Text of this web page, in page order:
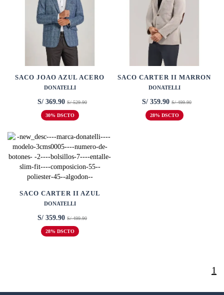
SACO JOAO AZUL ACERO
DONATELLI
S/ 369.90 S/ 529.90
30% DSCTO
SACO CARTER II MARRON
DONATELLI
S/ 359.90 S/ 499.90
28% DSCTO
SACO CARTER II AZUL
DONATELLI
S/ 359.90 S/ 499.90
28% DSCTO
1